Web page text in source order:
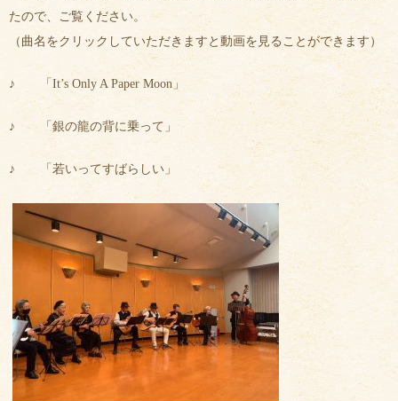
たので、ご覧ください。
（曲名をクリックしていただきますと動画を見ることができます）
♪ 「It’s Only A Paper Moon」
♪ 「銀の龍の背に乗って」
♪ 「若いってすばらしい」